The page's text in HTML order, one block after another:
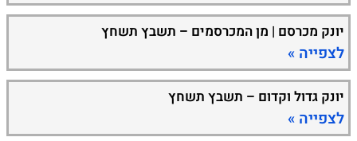
יונק מכרסם | מן המכרסמים – תשבץ תשחץ
לצפייה »
יונק גדול וקדום – תשבץ תשחץ
לצפייה »